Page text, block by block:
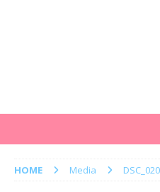
HOME Media